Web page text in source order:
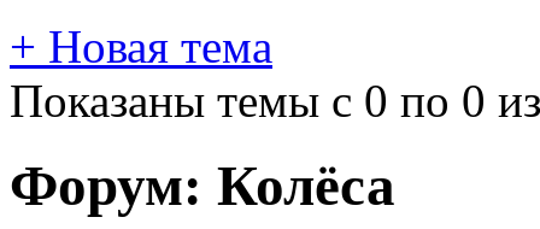
+ Новая тема
Показаны темы с 0 по 0
Форум: Колёса